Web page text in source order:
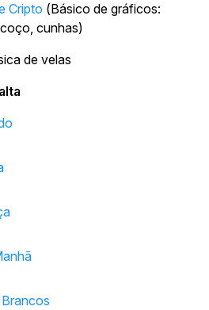
Cripto (Básico de gráficos:
cunhas)
de velas